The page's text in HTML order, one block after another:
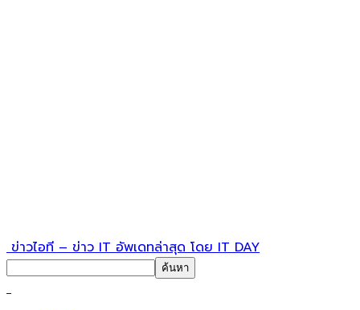
ข่าวไอที – ข่าว IT อัพเดทล่าสุด โดย IT DAY